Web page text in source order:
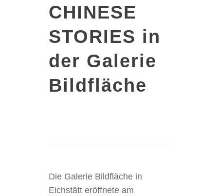
CHINESE
STORIES in
der Galerie
Bildfläche
Die Galerie Bildfläche in
Eichstätt eröffnete am